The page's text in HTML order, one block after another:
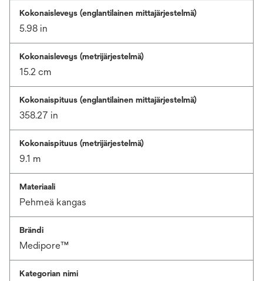
Kokonaisleveys (englantilainen mittajärjestelmä)
5.98 in
Kokonaisleveys (metrijärjestelmä)
15.2 cm
Kokonaispituus (englantilainen mittajärjestelmä)
358.27 in
Kokonaispituus (metrijärjestelmä)
9.1 m
Materiaali
Pehmeä kangas
Brändi
Medipore™
Kategorian nimi